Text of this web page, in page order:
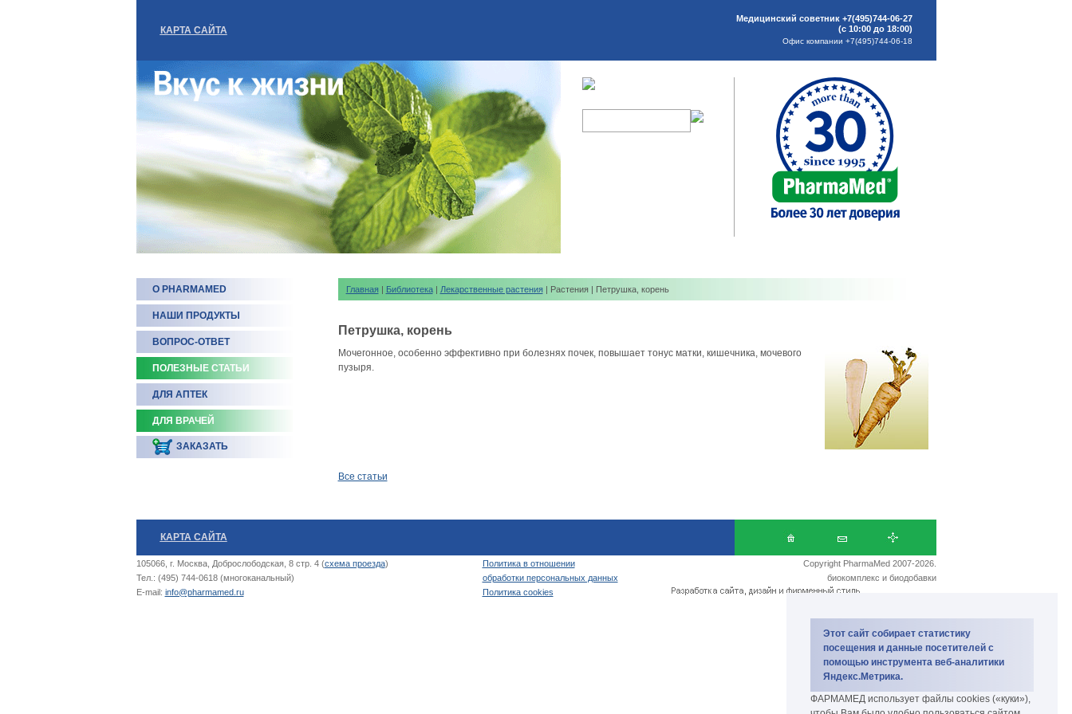
Этот сайт собирает статистику
посещения и данные посетителей с
помощью инструмента веб-аналитики
Яндекс.Метрика.
ФАРМАМЕД использует файлы cookies («куки»),
КАРТА САЙТА
Медицинский советник +7(495)744-06-27
(с 10:00 до 18:00)
Офис компании +7(495)744-06-18
О PHARMAMED
НАШИ ПРОДУКТЫ
ВОПРОС-ОТВЕТ
ПОЛЕЗНЫЕ СТАТЬИ
ДЛЯ АПТЕК
ДЛЯ ВРАЧЕЙ
ЗАКАЗАТЬ
Главная | Библиотека| Лекарственные растения| Растения | Петрушка, корень
Петрушка, корень
Мочегонное, особенно эффективно при болезнях почек, повышает тонус матки, кишечника, мочевого
пузыря.
Все статьи
КАРТА САЙТА
105066, г. Москва, Доброслободская, 8 стр. 4 (схема проезда)
Тел.: (495) 744-0618 (многоканальный)
E-mail: info@pharmamed.ru
Политика в отношении
обработки персональных данных
Политика cookies
Copyright PharmaMed 2007-2026.
биокомплекс и биодобавки